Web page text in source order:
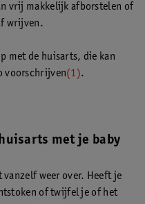
vrij makkelijk afborstelen of
wrijven.
met de huisarts, die kan
voorschrijven(1).
met je baby
vanzelf weer over. Heeft je
of twijfel je of het